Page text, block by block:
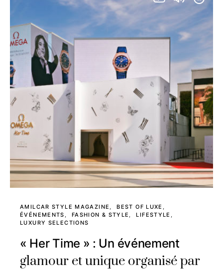
AMILCAR STYLE MAGAZINE
BEST OF LUXE
ÉVÉNEMENTS
FASHION & STYLE
LIFESTYLE
LUXURY SELECTIONS
« Her Time » : Un événement
glamour et unique organisé par